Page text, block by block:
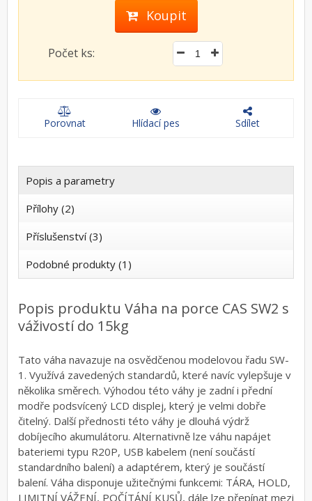
Koupit
Počet ks:
Porovnat Hlídací pes Sdílet
Popis a parametry
Přílohy (2)
Příslušenství (3)
Podobné produkty (1)
Popis produktu Váha na porce CAS SW2 s
váživostí do 15kg
Tato váha navazuje na osvědčenou modelovou řadu SW-
1. Využívá zavedených standardů, které navíc vylepšuje v
několika směrech. Výhodou této váhy je zadní i přední
modře podsvícený LCD displej, který je velmi dobře
čitelný. Další přednosti této váhy je dlouhá výdrž
dobíjecího akumulátoru. Alternativně lze váhu napájet
bateriemi typu R20P, USB kabelem (není součástí
standardního balení) a adaptérem, který je součástí
balení. Váha disponuje užitečnými funkcemi: TÁRA, HOLD,
LIMITNÍ VÁŽENÍ, POČÍTÁNÍ KUSŮ, dále lze přepínat mezi